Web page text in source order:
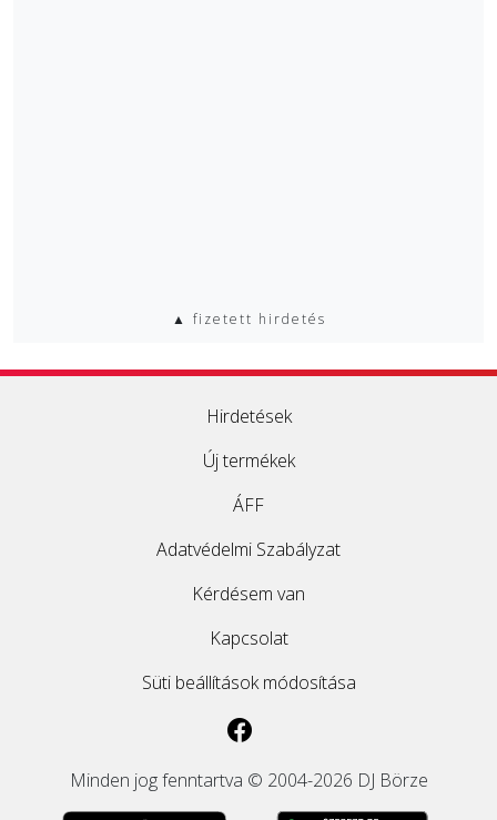
▲ fizetett hirdetés
Hirdetések
Új termékek
ÁFF
Adatvédelmi Szabályzat
Kérdésem van
Kapcsolat
Süti beállítások módosítása
Minden jog fenntartva © 2004-2026 DJ Börze